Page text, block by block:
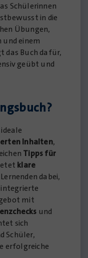
Schülerinnen
in die
Übungen,
einem
das Buch dafür,
geübt und
Inhalten,
Tipps für
klare
dabei,
mit
und
sich
Schüler,
erfolgreiche